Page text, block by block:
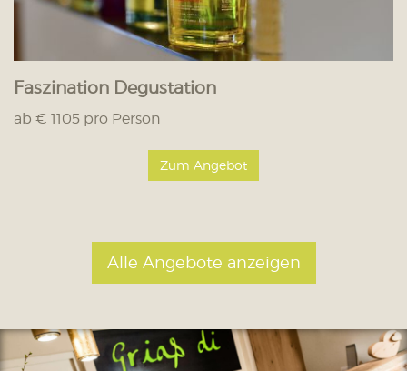
Faszination Degustation
ab € 1105 pro Person
Zum Angebot
Alle Angebote anzeigen